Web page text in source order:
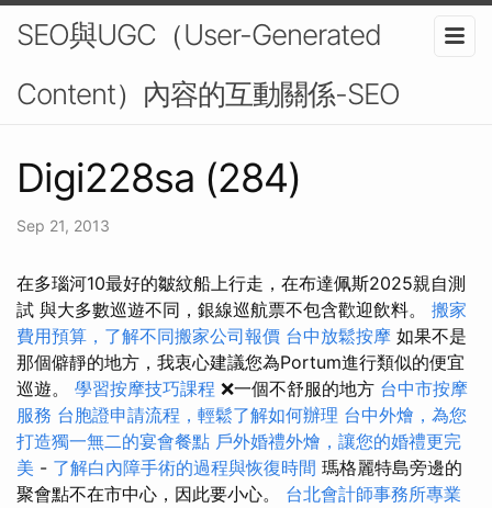
SEO與UGC（User-Generated
Content）內容的互動關係-SEO
Digi228sa (284)
Sep 21, 2013
在多瑙河10最好的皺紋船上行走，在布達佩斯2025親自測
試 與大多數巡遊不同，銀線巡航票不包含歡迎飲料。 搬家
費用預算，了解不同搬家公司報價 台中放鬆按摩 如果不是
那個僻靜的地方，我衷心建議您為Portum進行類似的便宜
巡遊。 學習按摩技巧課程 ❌一個不舒服的地方 台中市按摩
服務 台胞證申請流程，輕鬆了解如何辦理 台中外燴，為您
打造獨一無二的宴會餐點 戶外婚禮外燴，讓您的婚禮更完
美 - 了解白內障手術的過程與恢復時間 瑪格麗特島旁邊的
聚會點不在市中心，因此要小心。 台北會計師事務所專業